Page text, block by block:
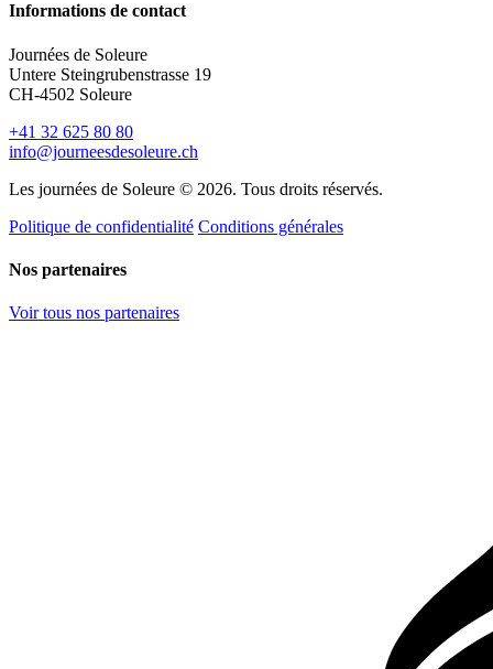
Informations de contact
Journées de Soleure
Untere Steingrubenstrasse 19
CH-4502 Soleure
+41 32 625 80 80
info@journeesdesoleure.ch
Les journées de Soleure © 2026. Tous droits réservés.
Politique de confidentialité Conditions générales
Nos partenaires
Voir tous nos partenaires